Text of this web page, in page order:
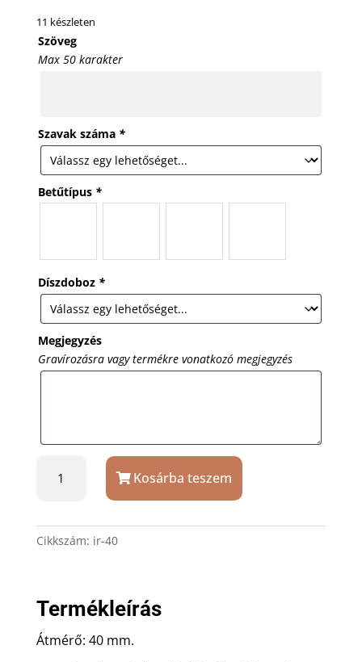
11 készleten
Szöveg
Max 50 karakter
Szavak száma *
Betűtípus *
Díszdoboz *
Megjegyzés
Gravírozásra vagy termékre vonatkozó megjegyzés
iránytű
gravírozással
Kosárba teszem
Cikkszám: ir-40
Termékleírás
Átmérő: 40 mm.